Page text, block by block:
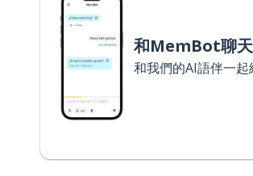
和MemBot聊天
和我們的AI語伴一